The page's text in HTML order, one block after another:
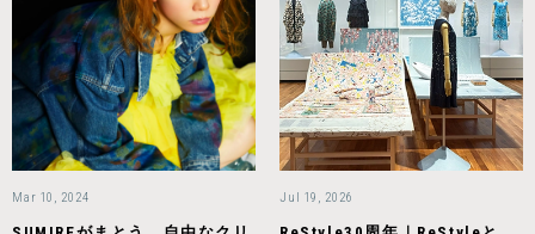
Mar 10, 2024 Jul 19, 2026